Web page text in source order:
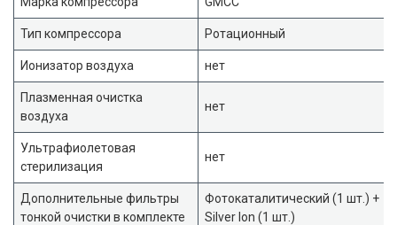
Тип компрессора Ротационный
Ионизатор воздуха нет
Плазменная очистка
воздуха
нет
Ультрафиолетовая
стерилизация
нет
Дополнительные фильтры
тонкой очистки в комплекте
Фотокаталитический (1 шт.) +
Silver Ion (1 шт.)